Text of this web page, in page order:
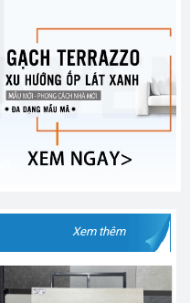
Xem thêm